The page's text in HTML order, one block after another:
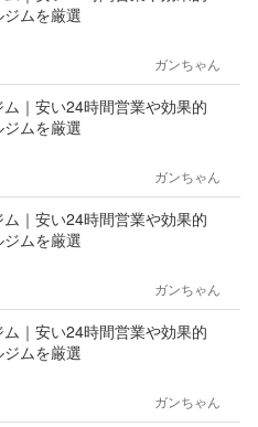
ムを厳選
ガンちゃん
｜安い24時間営業や効果的
ムを厳選
ガンちゃん
｜安い24時間営業や効果的
ムを厳選
ガンちゃん
｜安い24時間営業や効果的
ムを厳選
ガンちゃん